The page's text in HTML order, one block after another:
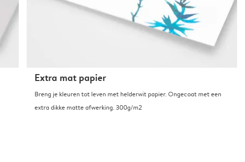
Extra mat papier
Breng je kleuren tot leven met helderwit papier. Ongecoat met een
extra dikke matte afwerking. 300g/m2